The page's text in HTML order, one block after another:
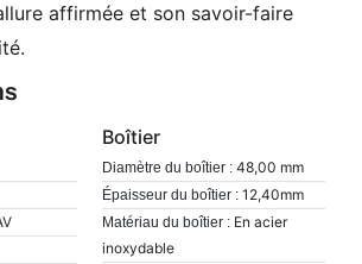
affirmée et son savoir-faire
Boîtier
Diamètre du boîtier : 48,00 mm
Épaisseur du boîtier : 12,40mm
Matériau du boîtier : En acier
inoxydable